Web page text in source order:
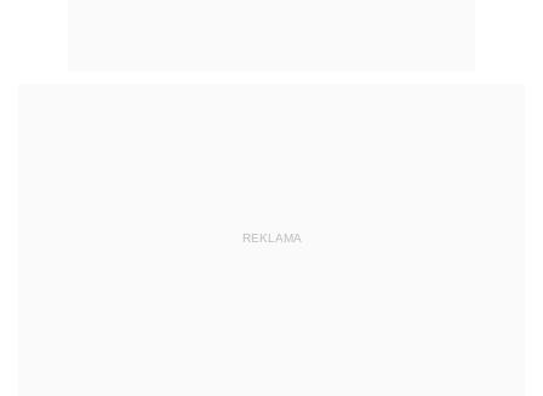
REKLAMA